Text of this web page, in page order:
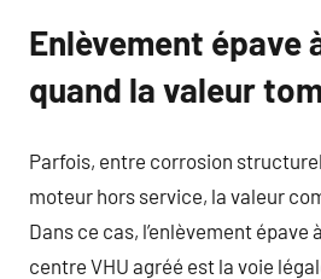
Enlèvement épave
quand la valeur
Parfois, entre corrosion
moteur hors service, la valeur
Dans ce cas, l’enlèvement épave
centre VHU agréé est la voie